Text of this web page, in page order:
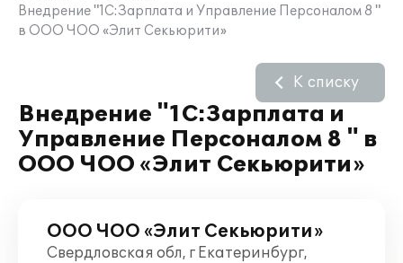
Внедрение "1С:Зарплата и Управление Персоналом 8 "
в ООО ЧОО «Элит Секьюрити»
Внедрение "1С:Зарплата и
Управление Персоналом 8 " в
ООО ЧОО «Элит Секьюрити»
К списку
ООО ЧОО «Элит Секьюрити»
Свердловская обл, г Екатеринбург,